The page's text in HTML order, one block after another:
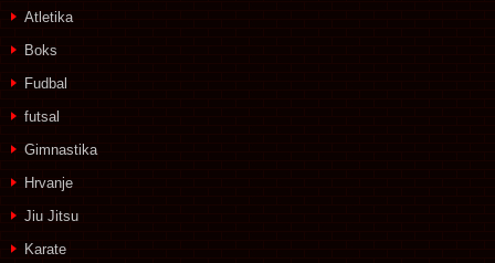
Atletika
Boks
Fudbal
futsal
Gimnastika
Hrvanje
Jiu Jitsu
Karate